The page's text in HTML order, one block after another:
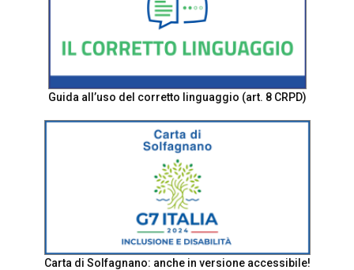
Guida all’uso del corretto linguaggio (art. 8 CRPD)
Carta di Solfagnano: anche in versione accessibile!